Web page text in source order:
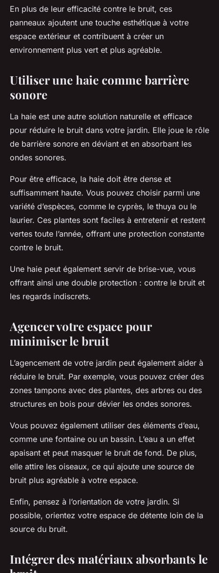
En plus de leur efficacité contre le bruit, ces
panneaux ajoutent une touche esthétique à votre
espace extérieur et contribuent à créer un
environnement plus vert et plus agréable.
Utiliser une haie comme barrière
sonore
La haie est une autre solution naturelle et efficace
pour réduire le bruit dans votre jardin. Elle joue le rôle
de barrière sonore en déviant et en absorbant les
ondes sonores.
Pour être efficace, la haie doit être dense et
suffisamment haute. Vous pouvez choisir parmi une
variété d’espèces, comme le cyprès, le thuya ou le
laurier. Ces plantes sont faciles à entretenir et restent
vertes toute l’année, offrant une protection constante
contre le bruit.
Une haie peut également servir de brise-vue, vous
offrant ainsi une double protection : contre le bruit et
les regards indiscrets.
Agencer votre espace pour
minimiser le bruit
L’agencement de votre jardin peut également aider à
réduire le bruit. Par exemple, vous pouvez créer des
zones tampons avec des plantes, des arbres ou des
structures en bois pour dévier les ondes sonores.
Vous pouvez également utiliser des éléments d’eau,
comme une fontaine ou un bassin. L’eau a un effet
apaisant et peut masquer le bruit de fond. De plus,
elle attire les oiseaux, ce qui ajoute une source de
bruit plus agréable à votre espace.
Enfin, pensez à l’orientation de votre jardin. Si
possible, orientez votre espace de détente loin de la
source du bruit.
Intégrer des matériaux absorbants le